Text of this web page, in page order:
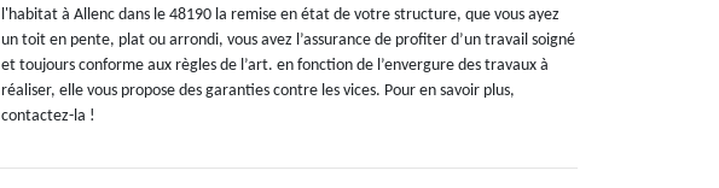
l'habitat à Allenc dans le 48190 la remise en état de votre structure, que vous ayez
un toit en pente, plat ou arrondi, vous avez l’assurance de profiter d’un travail soigné
et toujours conforme aux règles de l’art. en fonction de l’envergure des travaux à
réaliser, elle vous propose des garanties contre les vices. Pour en savoir plus,
contactez-la !